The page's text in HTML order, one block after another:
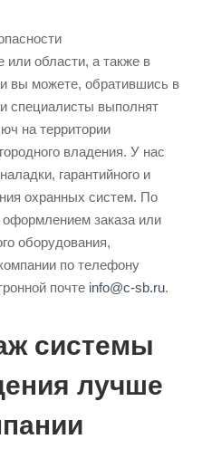
области, а также в
вы можете, обратившись в
специалисты выполнят
на территории
владения. У нас
гарантийного и
охранных систем. По
заказа или
оборудования,
по телефону
почте info@c-sb.ru.
системы
лучше